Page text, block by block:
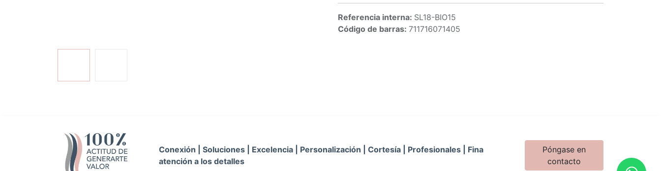
Referencia interna: SL18-BIO15
Código de barras: 711716071405
Conexión | Soluciones | Excelencia | Personalización | Cortesía | Profesionales | Fina
atención a los detalles
Póngase en
contacto